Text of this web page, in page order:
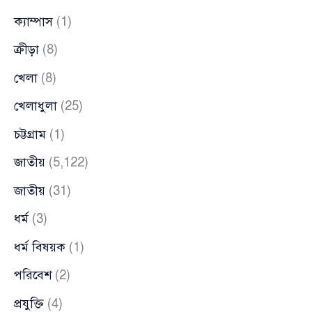
ক্যাম্পাস(1)
ক্রীড়া (8)
খেলা (8)
খেলাধুলা (25)
চট্টগ্রাম (1)
জাতীয় (5,122)
জাতীয় (31)
ধর্ম (3)
ধর্ম বিষয়ক (1)
পরিবেশ(2)
প্রযুক্তি (4)